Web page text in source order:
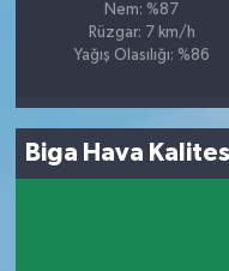
Nem: %87
Rüzgar: 7 km/h
Yağış Olasılığı: %86
Biga Hava